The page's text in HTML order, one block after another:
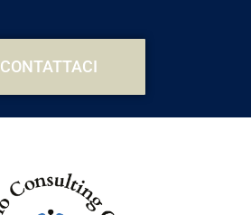
CONTATTACI